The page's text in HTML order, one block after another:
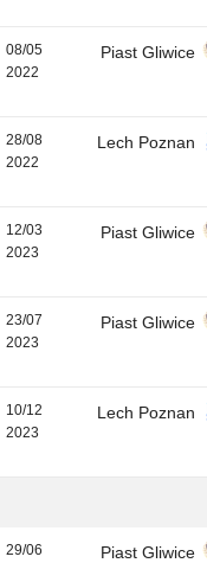
08/05
2022
Piast Gliwice
28/08
2022
Lech Poznan
12/03
2023
Piast Gliwice
23/07
2023
Piast Gliwice
10/12
2023
Lech Poznan
29/06
Piast Gliwice